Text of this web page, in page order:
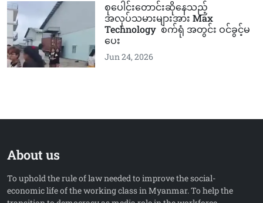
စုပေါင်းတောင်းဆိုနေသည့်
အလုပ်သမားများအား Max
Technology စက်ရုံ အတွင်း ဝင်ခွင့်မ
ပေး
Jun 24, 2026
About us
To uphold the rule of law needed to improve the social-
economic life of the working class in Myanmar. To help the